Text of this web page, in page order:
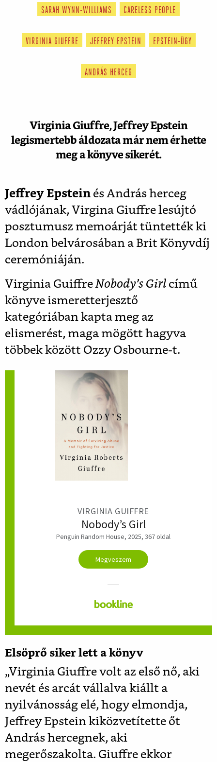
SARAH WYNN-WILLIAMS CARELESS PEOPLE
VIRGINIA GIUFFRE JEFFREY EPSTEIN EPSTEIN-ÜGY
ANDRÁS HERCEG
Virginia Giuffre, Jeffrey Epstein
legismertebb áldozata már nem érhette
meg a könyve sikerét.
Jeffrey Epstein és András herceg
vádlójának, Virgina Giuffre lesújtó
posztumusz memoárját tüntették ki
London belvárosában a Brit Könyvdíj
ceremóniáján.
Virginia Guiffre Nobody’s Girl című
könyve ismeretterjesztő
kategóriában kapta meg az
elismerést, maga mögött hagyva
többek között Ozzy Osbourne-t.
VIRGINIA GUIFFRE
Nobody’s Girl
Penguin Random House, 2025, 367 oldal
Megveszem
Elsöprő siker lett a könyv
„Virginia Giuffre volt az első nő, aki
nevét és arcát vállalva kiállt a
nyilvánosság elé, hogy elmondja,
Jeffrey Epstein kiközvetítette őt
András hercegnek, aki
megerőszakolta. Giuffre ekkor